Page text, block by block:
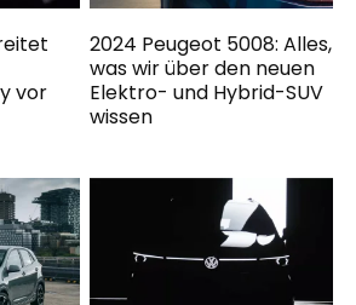
vor
2024 Peugeot 5008: Alles,
was wir über den neuen
Elektro- und Hybrid-SUV
wissen